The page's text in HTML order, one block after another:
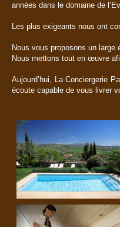
années dans le domaine de
Les plus exigeants nous ont
Nous vous proposons un
Nous mettons tout en œuvre
Aujourd’hui, La Conciergerie
écoute capable de vous livrer